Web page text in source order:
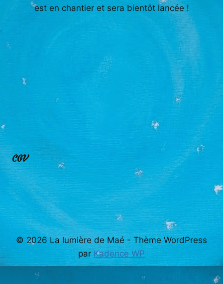
est en chantier et sera bientôt lancée !
CGV
© 2026 La lumière de Maé - Thème WordPress
parKadence WP